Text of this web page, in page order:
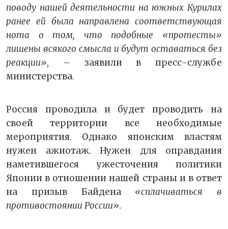
поводу нашей деятельности на южных Курилах
ранее ей была направлена соответствующая
нота о том, что подобные «протесты»
лишены всякого смысла и будут оставаться без
реакции», – заявили в пресс-службе
министерства.
Россия проводила и будет проводить на
своей территории все необходимые
мероприятия. Однако японским властям
нужен ажиотаж. Нужен для оправдания
наметившегося ужесточения политики
Японии в отношении нашей страны и в ответ
на призыв Байдена «сплачиваться в
противостоянии России».